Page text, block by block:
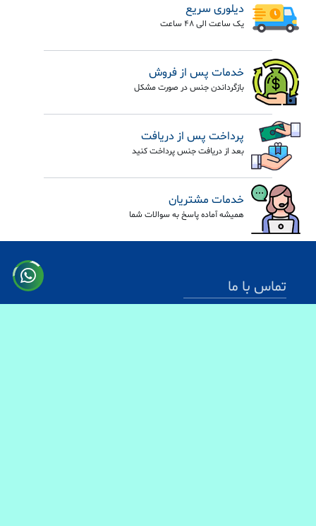
دیلوری سریع
یک ساعت الی 48 ساعت
خدمات پس از فروش
بازگرداندن جنس در صورت مشکل
پرداخت پس از دریافت
بعد از دریافت جنس پرداخت کنید
خدمات مشتریان
همیشه آماده پاسخ به سوالات شما
تماس با ما